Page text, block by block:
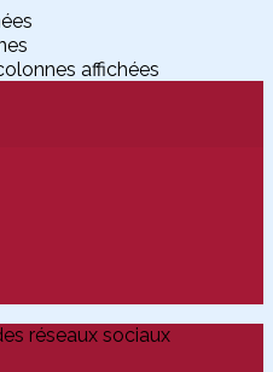
affichées
réseaux sociaux